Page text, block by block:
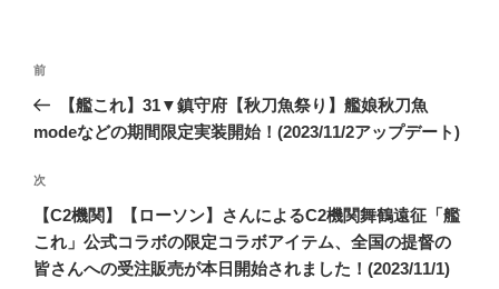
投
ゲ
ー
シ
ョ
前
の
投
前
【艦これ】31▼鎮守府【秋刀魚祭り】艦娘秋刀魚
modeなどの期間限定実装開始！(2023/11/2アップデート)
次
の
投
稿
次
【C2機関】【ローソン】さんによるC2機関舞鶴遠征「艦
これ」公式コラボの限定コラボアイテム、全国の提督の
皆さんへの受注販売が本日開始されました！(2023/11/1)